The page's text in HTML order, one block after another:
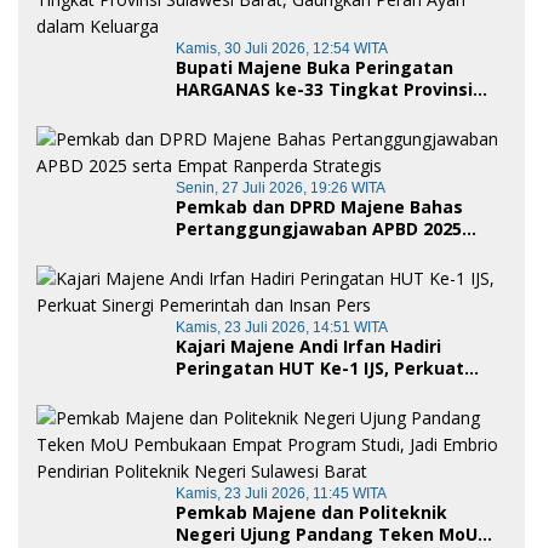
Kamis, 30 Juli 2026, 12:54 WITA
Bupati Majene Buka Peringatan
HARGANAS ke-33 Tingkat Provinsi
Ayah dalam Keluarga
Senin, 27 Juli 2026, 19:26 WITA
Pemkab dan DPRD Majene Bahas
Pertanggungjawaban APBD 2025
Kamis, 23 Juli 2026, 14:51 WITA
Kajari Majene Andi Irfan Hadiri
Peringatan HUT Ke-1 IJS, Perkuat
Kamis, 23 Juli 2026, 11:45 WITA
Pemkab Majene dan Politeknik
Negeri Ujung Pandang Teken MoU